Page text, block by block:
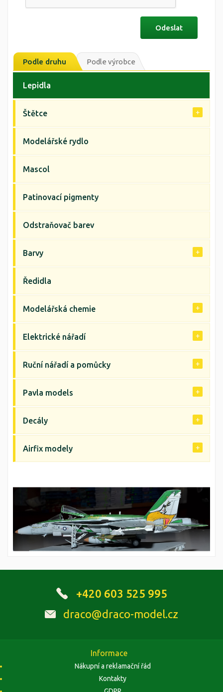
Podle druhu Podle výrobce
Lepidla
Štětce
Modelářské rydlo
Mascol
Patinovací pigmenty
Odstraňovač barev
Barvy
Ředidla
Modelářská chemie
Elektrické nářadí
Ruční nářadí a pomůcky
Pavla models
Decály
Airfix modely
+420 603 525 995
draco@draco-model.cz
Informace
Nákupní a reklamační řád
Kontakty